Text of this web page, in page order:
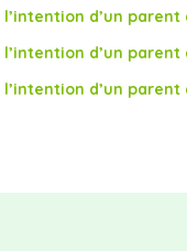
d’un parent
d’un parent
d’un parent